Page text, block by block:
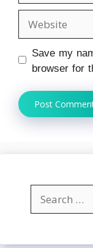
Website
Save my
browser for
Search
for: